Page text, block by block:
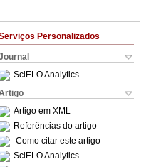
Personalizados
SciELO Analytics
Artigo em XML
Referências do artigo
Como citar este artigo
SciELO Analytics